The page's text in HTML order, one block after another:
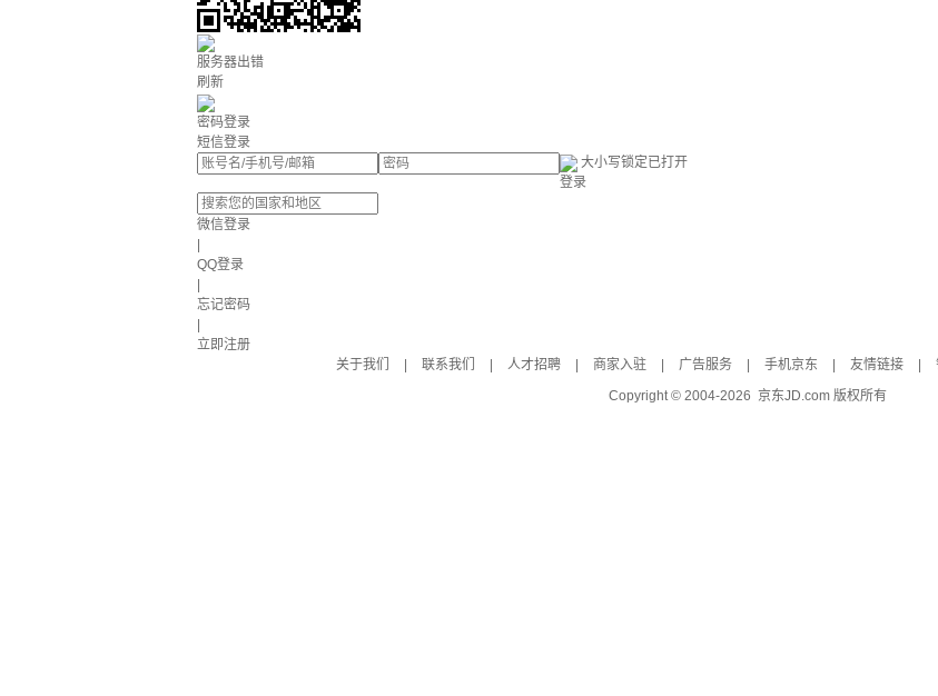
服务器出错
刷新
密码登录
短信登录
大小写锁定已打开
登录
微信登录
QQ登录
忘记密码
立即注册
关于我们
联系我们 人才招聘 商家入驻 广告服务 手机京东 友情链接
Copyright © 2004-2026 京东JD.com 版权所有